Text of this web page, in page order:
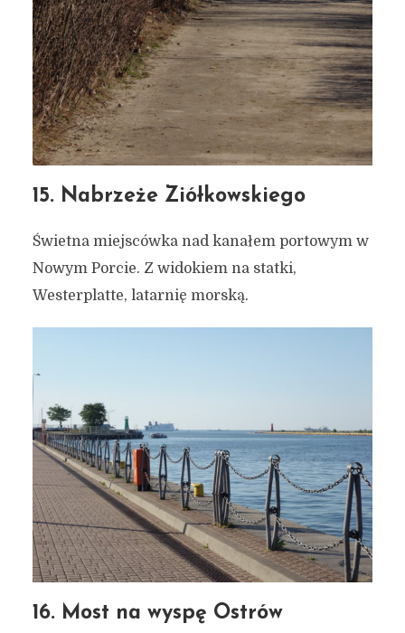
15. Nabrzeże Ziółkowskiego
Świetna miejscówka nad kanałem portowym w
Nowym Porcie. Z widokiem na statki,
Westerplatte, latarnię morską.
16. Most na wyspę Ostrów